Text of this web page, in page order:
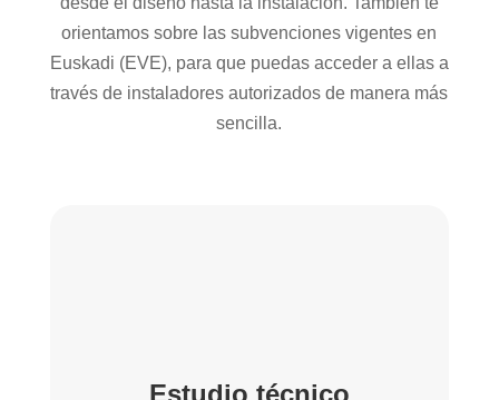
orientamos sobre las subvenciones vigentes en
Euskadi (EVE), para que puedas acceder a ellas a
través de instaladores autorizados de manera más
sencilla.